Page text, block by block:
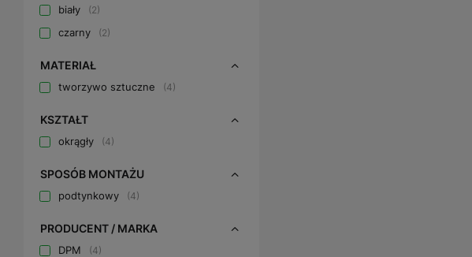
biały 2
czarny 2
MATERIAŁ
tworzywo sztuczne 4
KSZTAŁT
okrągły 4
SPOSÓB MONTAŻU
podtynkowy 4
PRODUCENT / MARKA
DPM 4